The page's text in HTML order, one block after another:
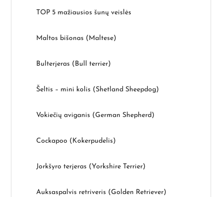
TOP 5 mažiausios šunų veislės
Maltos bišonas (Maltese)
Bulterjeras (Bull terrier)
Šeltis – mini kolis (Shetland Sheepdog)
Vokiečių aviganis (German Shepherd)
Cockapoo (Kokerpudelis)
Jorkšyro terjeras (Yorkshire Terrier)
Auksaspalvis retriveris (Golden Retriever)